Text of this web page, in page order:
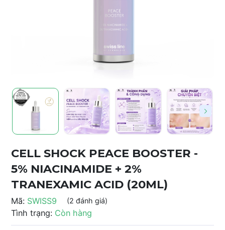
CELL SHOCK PEACE BOOSTER -
5% NIACINAMIDE + 2%
TRANEXAMIC ACID (20ML)
Mã: SWISS9 (2 đánh giá)
Tình trạng: Còn hàng